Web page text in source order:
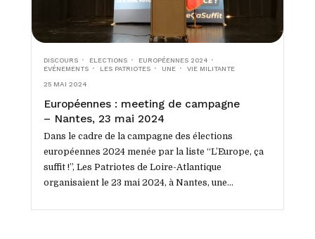
DISCOURS ELECTIONS
EUROPÉENNES 2024
EVÉNEMENTS
LES PATRIOTES UNE
VIE MILITANTE
25 MAI 2024
Européennes : meeting de campagne
– Nantes, 23 mai 2024
Dans le cadre de la campagne des élections
européennes 2024 menée par la liste “L’Europe, ça
suffit !”, Les Patriotes de Loire-Atlantique
organisaient le 23 mai 2024, à Nantes, une...